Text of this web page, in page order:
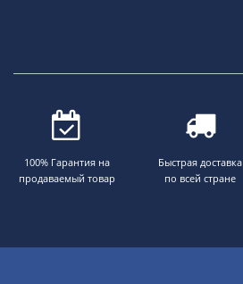
100% Гарантия на
продаваемый товар
Быстрая доставка
по всей стране